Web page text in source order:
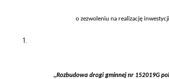
o zezwoleniu na realizację
,,Rozbudowa drogi gminnej nr 152019G